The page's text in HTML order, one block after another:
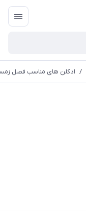
/ ادکلن های مناسب فصل